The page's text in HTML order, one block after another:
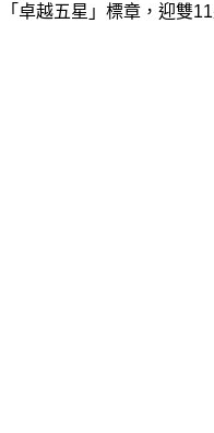
「卓越五星」標章，迎雙